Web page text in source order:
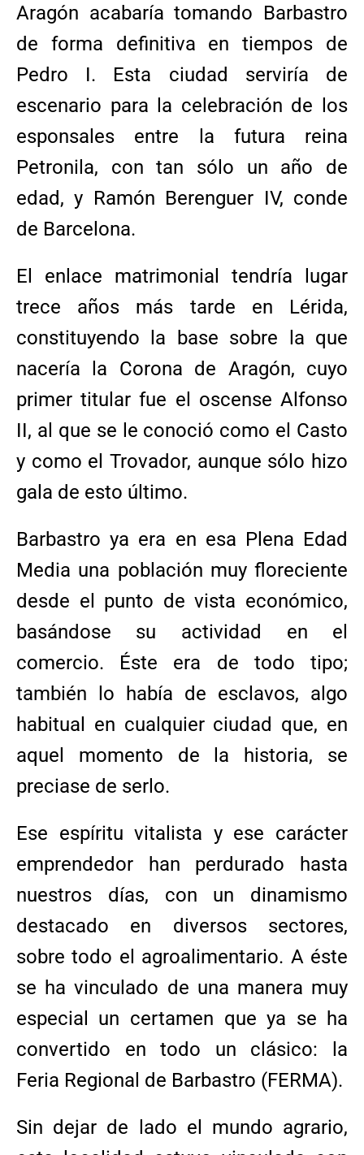
Aragón acabaría tomando Barbastro
de forma definitiva en tiempos de
Pedro I. Esta ciudad serviría de
escenario para la celebración de los
esponsales entre la futura reina
Petronila, con tan sólo un año de
edad, y Ramón Berenguer IV, conde
de Barcelona.
El enlace matrimonial tendría lugar
trece años más tarde en Lérida,
constituyendo la base sobre la que
nacería la Corona de Aragón, cuyo
primer titular fue el oscense Alfonso
II, al que se le conoció como el Casto
y como el Trovador, aunque sólo hizo
gala de esto último.
Barbastro ya era en esa Plena Edad
Media una población muy floreciente
desde el punto de vista económico,
basándose su actividad en el
comercio. Éste era de todo tipo;
también lo había de esclavos, algo
habitual en cualquier ciudad que, en
aquel momento de la historia, se
preciase de serlo.
Ese espíritu vitalista y ese carácter
emprendedor han perdurado hasta
nuestros días, con un dinamismo
destacado en diversos sectores,
sobre todo el agroalimentario. A éste
se ha vinculado de una manera muy
especial un certamen que ya se ha
convertido en todo un clásico: la
Feria Regional de Barbastro (FERMA).
Sin dejar de lado el mundo agrario,